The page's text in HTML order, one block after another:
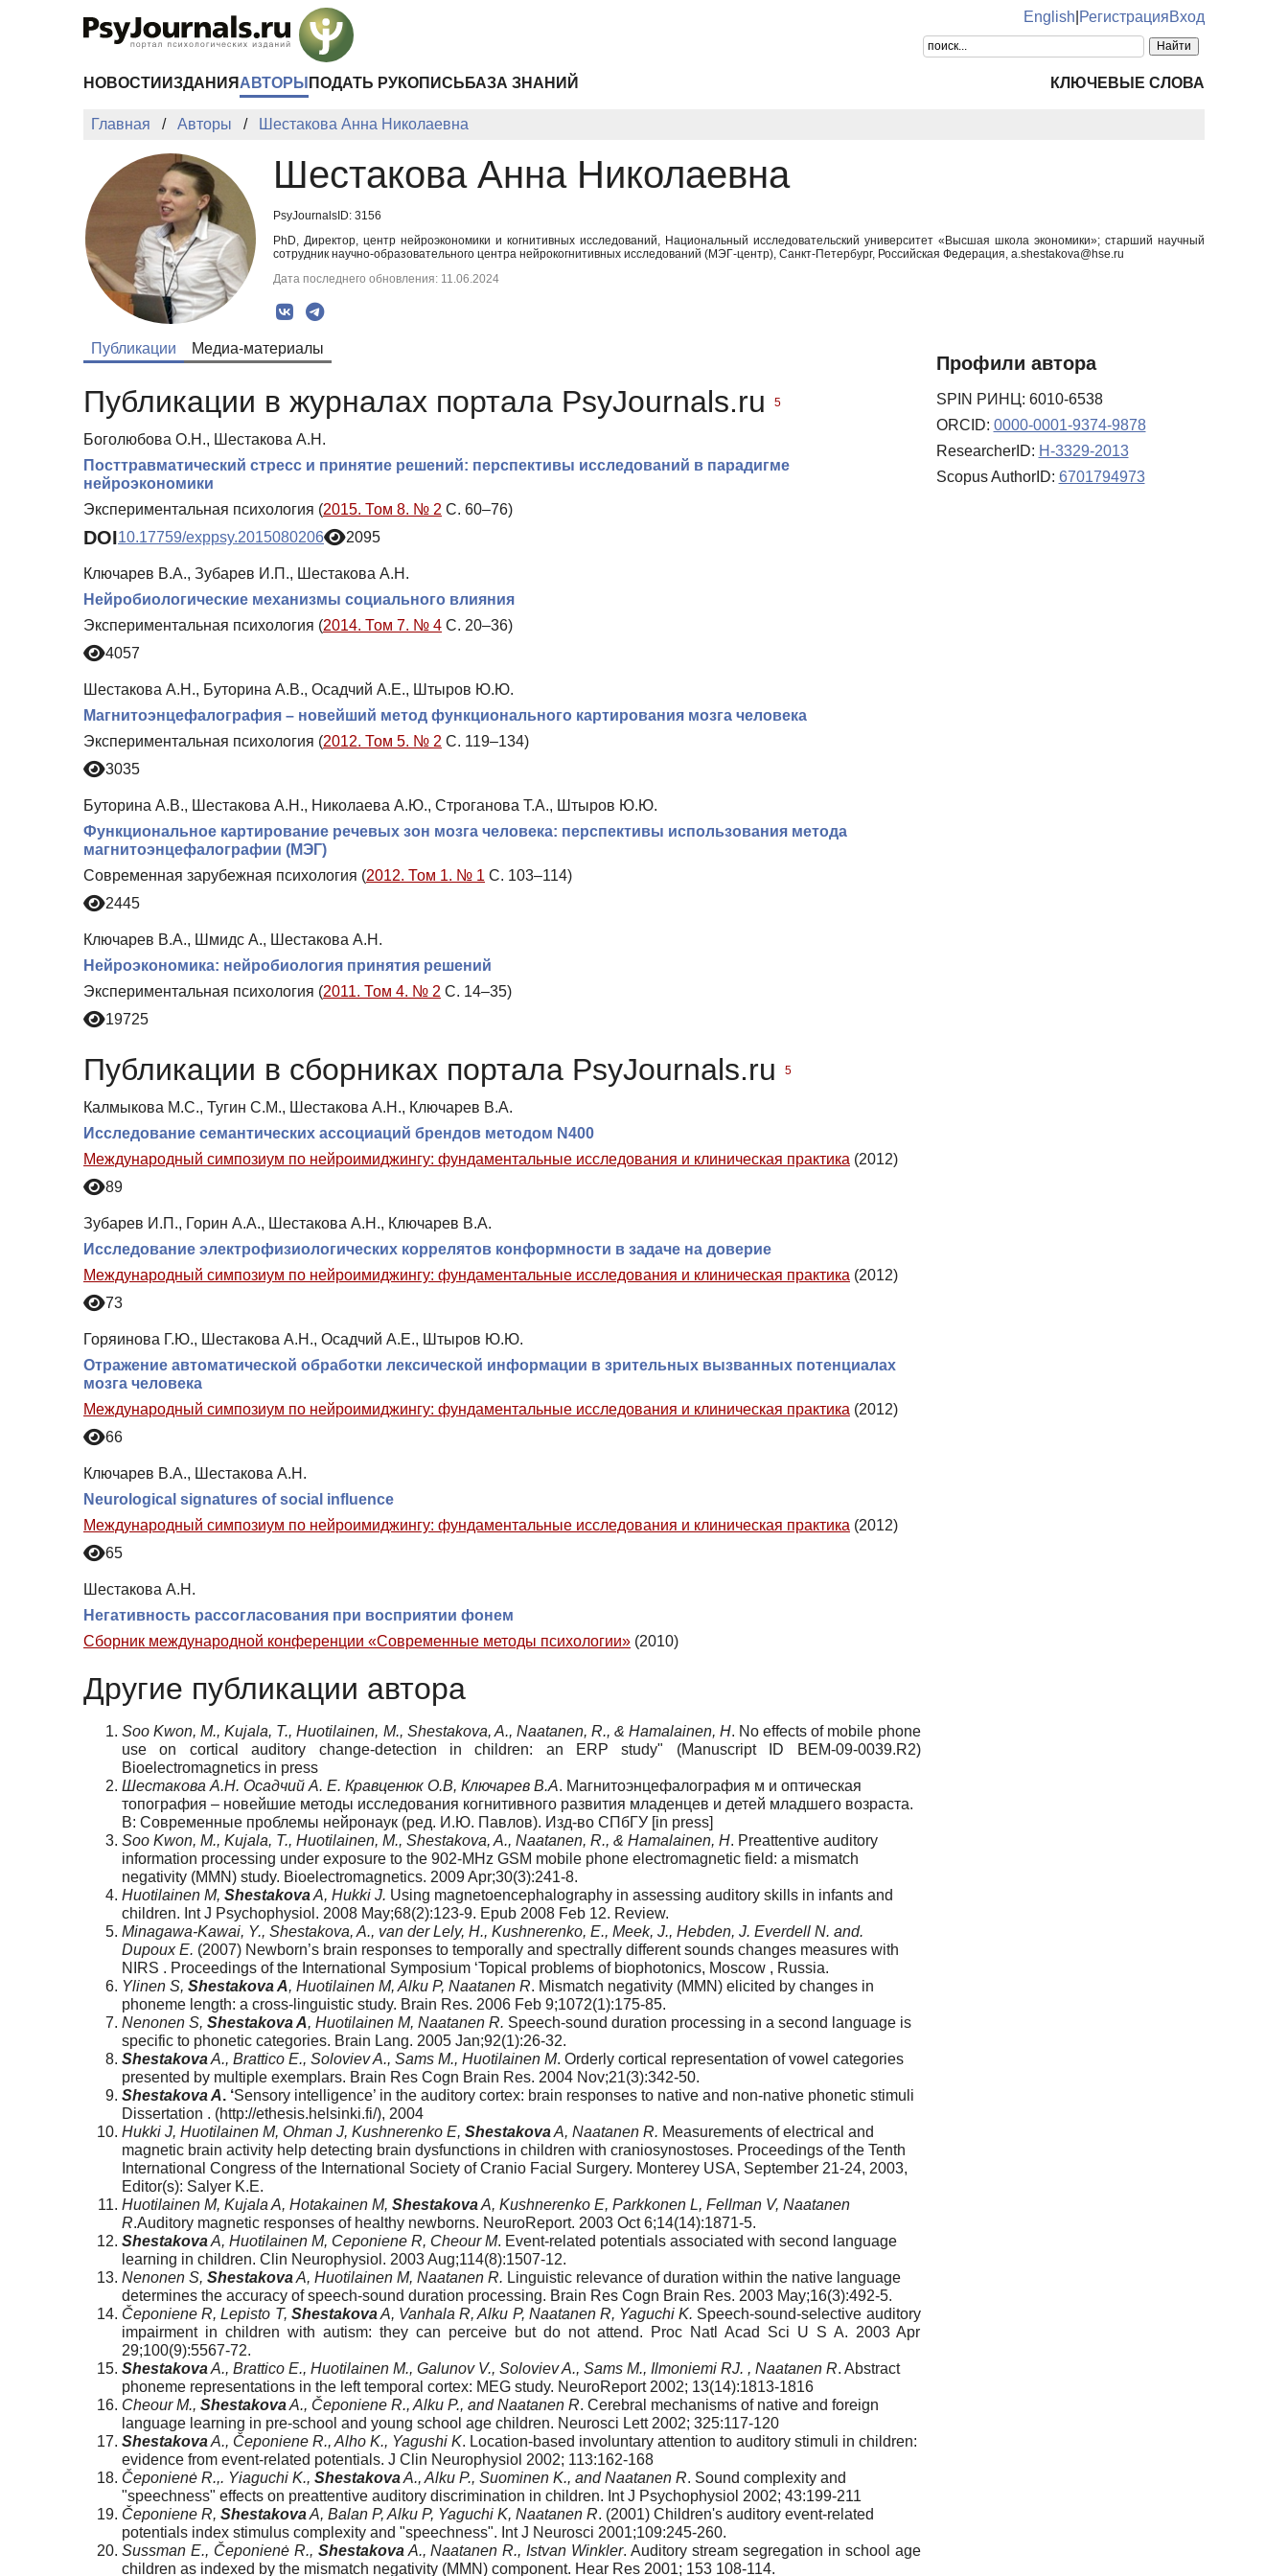
English РегистрацияВход
НОВОСТИ ИЗДАНИЯ АВТОРЫ ПОДАТЬ РУКОПИСЬ БАЗА ЗНАНИЙ КЛЮЧЕВЫЕ СЛОВА
Главная Авторы Шестакова Анна Николаевна
Шестакова Анна Николаевна
PsyJournalsID: 3156
PhD, Директор, центр нейроэкономики и когнитивных исследований, Национальный исследовательский университет «Высшая школа экономики»; старший научный
сотрудник научно-образовательного центра нейрокогнитивных исследований (МЭГ-центр), Санкт-Петербург, Российская Федерация, a.shestakova@hse.ru
Дата последнего обновления: 11.06.2024
Публикации Медиа-материалы
Публикации в журналах портала PsyJournals.ru 5
Боголюбова О.Н., Шестакова А.Н.
Посттравматический стресс и принятие решений: перспективы исследований в парадигме
нейроэкономики
Экспериментальная психология (2015. Том 8. № 2 С. 60–76)
DOI10.17759/exppsy.2015080206 2095
Ключарев В.А., Зубарев И.П., Шестакова А.Н.
Нейробиологические механизмы социального влияния
Экспериментальная психология (2014. Том 7. № 4 С. 20–36)
4057
Шестакова А.Н., Буторина А.В., Осадчий А.Е., Штыров Ю.Ю.
Магнитоэнцефалография – новейший метод функционального картирования мозга человека
Экспериментальная психология (2012. Том 5. № 2 С. 119–134)
3035
Буторина А.В., Шестакова А.Н., Николаева А.Ю., Строганова Т.А., Штыров Ю.Ю.
Функциональное картирование речевых зон мозга человека: перспективы использования метода
магнитоэнцефалографии (МЭГ)
Современная зарубежная психология (2012. Том 1. № 1 С. 103–114)
2445
Ключарев В.А., Шмидс А., Шестакова А.Н.
Нейроэкономика: нейробиология принятия решений
Экспериментальная психология (2011. Том 4. № 2 С. 14–35)
19725
Публикации в сборниках портала PsyJournals.ru 5
Калмыкова М.С., Тугин С.М., Шестакова А.Н., Ключарев В.А.
Исследование семантических ассоциаций брендов методом N400
Международный симпозиум по нейроимиджингу: фундаментальные исследования и клиническая практика (2012)
89
Зубарев И.П., Горин А.А., Шестакова А.Н., Ключарев В.А.
Исследование электрофизиологических коррелятов конформности в задаче на доверие
Международный симпозиум по нейроимиджингу: фундаментальные исследования и клиническая практика (2012)
73
Горяинова Г.Ю., Шестакова А.Н., Осадчий А.Е., Штыров Ю.Ю.
Отражение автоматической обработки лексической информации в зрительных вызванных потенциалах
мозга человека
Международный симпозиум по нейроимиджингу: фундаментальные исследования и клиническая практика (2012)
66
Ключарев В.А., Шестакова А.Н.
Neurological signatures of social influence
Международный симпозиум по нейроимиджингу: фундаментальные исследования и клиническая практика (2012)
65
Шестакова А.Н.
Негативность рассогласования при восприятии фонем
Сборник международной конференции «Современные методы психологии» (2010)
Другие публикации автора
Soo Kwon, M., Kujala, T., Huotilainen, M., Shestakova, A., Naatanen, R., & Hamalainen, H. No effects of mobile phone
use on cortical auditory change-detection in children: an ERP study" (Manuscript ID BEM-09-0039.R2)
Bioelectromagnetics in press
Шестакова А.Н. Осадчий А. Е. Кравценюк О.В, Ключарев В.А. Магнитоэнцефалография м и оптическая
топография – новейшие методы исследования когнитивного развития младенцев и детей младшего возраста.
В: Современные проблемы нейронаук (ред. И.Ю. Павлов). Изд-во СПбГУ [in press]
Soo Kwon, M., Kujala, T., Huotilainen, M., Shestakova, A., Naatanen, R., & Hamalainen, H. Preattentive auditory
information processing under exposure to the 902-MHz GSM mobile phone electromagnetic field: a mismatch
negativity (MMN) study. Bioelectromagnetics. 2009 Apr;30(3):241-8.
Huotilainen M, ShestakovaA, Hukki J. Using magnetoencephalography in assessing auditory skills in infants and
children. Int J Psychophysiol. 2008 May;68(2):123-9. Epub 2008 Feb 12. Review.
Minagawa-Kawai, Y., Shestakova, A., van der Lely, H., Kushnerenko, E., Meek, J., Hebden, J. Everdell N. and.
Dupoux E. (2007) Newborn’s brain responses to temporally and spectrally different sounds changes measures with
NIRS . Proceedings of the International Symposium ‘Topical problems of biophotonics, Moscow , Russia.
Ylinen S, Shestakova A, Huotilainen M, Alku P, Naatanen R. Mismatch negativity (MMN) elicited by changes in
phoneme length: a cross-linguistic study. Brain Res. 2006 Feb 9;1072(1):175-85.
Nenonen S, Shestakova A, Huotilainen M, Naatanen R. Speech-sound duration processing in a second language is
specific to phonetic categories. Brain Lang. 2005 Jan;92(1):26-32.
ShestakovaA., Brattico E., Soloviev A., Sams M., Huotilainen M. Orderly cortical representation of vowel categories
presented by multiple exemplars. Brain Res Cogn Brain Res. 2004 Nov;21(3):342-50.
Shestakova A. ‘Sensory intelligence’ in the auditory cortex: brain responses to native and non-native phonetic stimuli
Dissertation . (http://ethesis.helsinki.fi/), 2004
Hukki J, Huotilainen M, Ohman J, Kushnerenko E, ShestakovaA, Naatanen R. Measurements of electrical and
magnetic brain activity help detecting brain dysfunctions in children with craniosynostoses. Proceedings of the Tenth
International Congress of the International Society of Cranio Facial Surgery. Monterey USA, September 21-24, 2003,
Editor(s): Salyer K.E.
Huotilainen M, Kujala A, Hotakainen M, ShestakovaA, Kushnerenko E, Parkkonen L, Fellman V, Naatanen
R.Auditory magnetic responses of healthy newborns. NeuroReport. 2003 Oct 6;14(14):1871-5.
ShestakovaA, Huotilainen M, Ceponiene R, Cheour M. Event-related potentials associated with second language
learning in children. Clin Neurophysiol. 2003 Aug;114(8):1507-12.
Nenonen S, ShestakovaA, Huotilainen M, Naatanen R. Linguistic relevance of duration within the native language
determines the accuracy of speech-sound duration processing. Brain Res Cogn Brain Res. 2003 May;16(3):492-5.
Čeponiene R, Lepisto T, ShestakovaA, Vanhala R, Alku P, Naatanen R, Yaguchi K. Speech-sound-selective auditory
impairment in children with autism: they can perceive but do not attend. Proc Natl Acad Sci U S A. 2003 Apr
29;100(9):5567-72.
ShestakovaA., Brattico E., Huotilainen M., Galunov V., Soloviev A., Sams M., Ilmoniemi RJ. , Naatanen R. Abstract
phoneme representations in the left temporal cortex: MEG study. NeuroReport 2002; 13(14):1813-1816
Cheour M., ShestakovaA., Čeponiene R., Alku P., and Naatanen R. Cerebral mechanisms of native and foreign
language learning in pre-school and young school age children. Neurosci Lett 2002; 325:117-120
ShestakovaA., Čeponiene R., Alho K., Yagushi K. Location-based involuntary attention to auditory stimuli in children:
evidence from event-related potentials. J Clin Neurophysiol 2002; 113:162-168
Čeponienė R.,. Yiaguchi K., ShestakovaA., Alku P., Suominen K., and Naatanen R. Sound complexity and
"speechness" effects on preattentive auditory discrimination in children. Int J Psychophysiol 2002; 43:199-211
Čeponiene R, ShestakovaA, Balan P, Alku P, Yaguchi K, Naatanen R. (2001) Children's auditory event-related
potentials index stimulus complexity and "speechness". Int J Neurosci 2001;109:245-260.
Sussman E., Čeponienė R., ShestakovaA., Naatanen R., Istvan Winkler. Auditory stream segregation in school age
children as indexed by the mismatch negativity (MMN) component. Hear Res 2001; 153 108-114.
Профили автора
SPIN РИНЦ: 6010-6538
ORCID: 0000-0001-9374-9878
ResearcherID: H-3329-2013
Scopus AuthorID: 6701794973